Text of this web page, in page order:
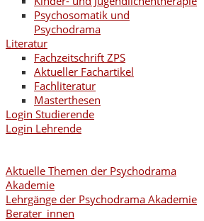
Psychosomatik und
Psychodrama
Literatur
Fachzeitschrift ZPS
Aktueller Fachartikel
Fachliteratur
Masterthesen
Login Studierende
Login Lehrende
Aktuelle Themen der Psychodrama
Akademie
Lehrgänge der Psychodrama Akademie
Berater_innen